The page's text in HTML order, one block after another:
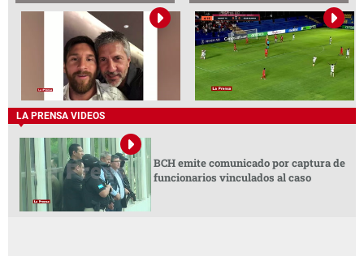
LA PRENSA VIDEOS
BCH emite comunicado por captura de
funcionarios vinculados al caso